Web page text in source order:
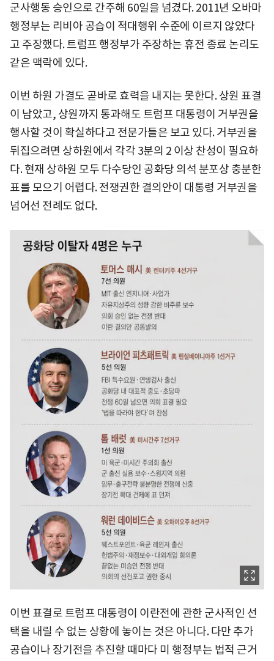
군사행동 승인으로 간주해 60일을 넘겼다. 2011년 오바마
행정부는 리비아 공습이 적대행위 수준에 이르지 않았다
고 주장했다. 트럼프 행정부가 주장하는 휴전 종료 논리도
같은 맥락에 있다.
이번 하원 가결도 곧바로 효력을 내지는 못한다. 상원 표결
이 남았고, 상원까지 통과해도 트럼프 대통령이 거부권을
행사할 것이 확실하다고 전문가들은 보고 있다. 거부권을
뒤집으려면 상하원에서 각각 3분의 2 이상 찬성이 필요하
다. 현재 상하원 모두 다수당인 공화당 의석 분포상 충분한
표를 모으기 어렵다. 전쟁권한 결의안이 대통령 거부권을
넘어선 전례도 없다.
이번 표결로 트럼프 대통령이 이란전에 관한 군사적인 선
택을 내릴 수 없는 상황에 놓이는 것은 아니다. 다만 추가
공습이나 장기전을 추진할 때마다 미 행정부는 법적 근거